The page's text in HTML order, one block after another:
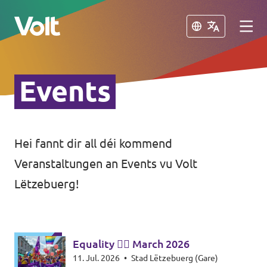
Zoumaachen
Wiel eng Sprooch aus
Lëtzebuergesch
Volt an anere Länner
🇫🇷 Volt France
Zoumaachen
Eis Politik
Iwwer Volt
Neiegkeeten
Events
Hei fannt dir all déi kommend
Veranstaltungen an Events vu Volt
Lëtzebuerg!
Equality 🏳️‍🌈 March 2026
11. Jul. 2026 • Stad Lëtzebuerg (Gare)